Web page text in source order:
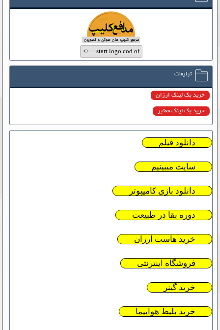
تبلیغات
خرید بک لینک ارزان
خرید بک لینک معتبر
دانلود فیلم
سایت میبینیم
دانلود بازی کامیپوتر
دوره بقا در طبیعت
خرید هاست ارزان
فروشگاه اینترنتی
خرید گینر
خرید بلیط هواپیما